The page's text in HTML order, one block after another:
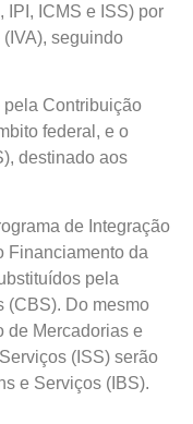
IPI, ICMS e ISS) por
seguindo
Contribuição
federal, e o
destinado aos
de Integração
Financiamento da
pela
(CBS). Do mesmo
de Mercadorias e
(ISS) serão
e Serviços (IBS).